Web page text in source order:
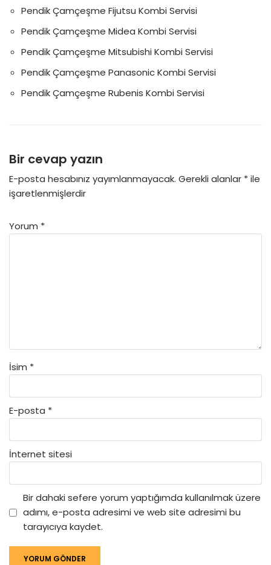
Pendik Çamçeşme Fijutsu Kombi Servisi
Pendik Çamçeşme Midea Kombi Servisi
Pendik Çamçeşme Mitsubishi Kombi Servisi
Pendik Çamçeşme Panasonic Kombi Servisi
Pendik Çamçeşme Rubenis Kombi Servisi
Bir cevap yazın
E-posta hesabınız yayımlanmayacak. Gerekli alanlar *ile
işaretlenmişlerdir
Yorum *
İsim *
E-posta *
İnternet sitesi
Bir dahaki sefere yorum yaptığımda kullanılmak üzere
adımı, e-posta adresimi ve web site adresimi bu
tarayıcıya kaydet.